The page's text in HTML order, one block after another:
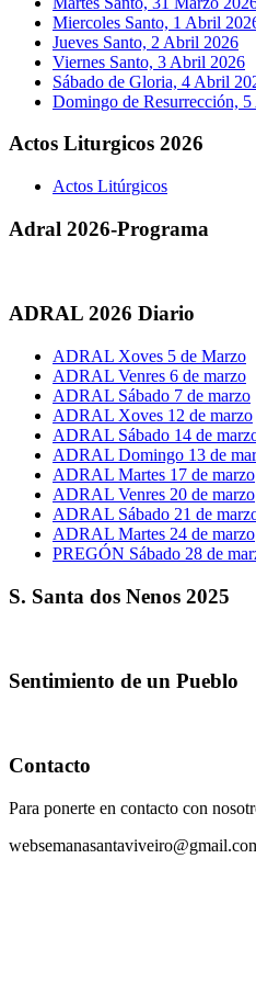
Miercoles Santo, 1 Abril
Jueves Santo, 2 Abril 2026
Viernes Santo, 3 Abril 2026
Sábado de Gloria, 4 Abril
Domingo de Resurrección,
Actos Liturgicos 2026
Actos Litúrgicos
Adral 2026-Programa
ADRAL 2026 Diario
ADRAL Xoves 5 de Marzo
ADRAL Venres 6 de marzo
ADRAL Sábado 7 de marzo
ADRAL Xoves 12 de marzo
ADRAL Sábado 14 de
ADRAL Domingo 13 de
ADRAL Martes 17 de marzo
ADRAL Venres 20 de marzo
ADRAL Sábado 21 de
ADRAL Martes 24 de marzo
PREGÓN Sábado 28 de
S. Santa dos Nenos 2025
Sentimiento de un Pueblo
Contacto
Para ponerte en contacto con